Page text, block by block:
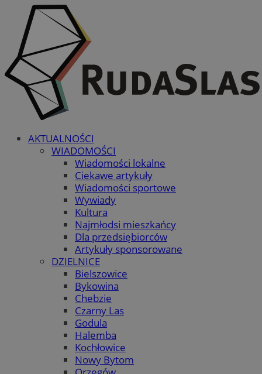
AKTUALNOŚCI
WIADOMOŚCI
Wiadomości lokalne
Ciekawe artykuły
Wiadomości sportowe
Wywiady
Kultura
Najmłodsi mieszkańcy
Dla przedsiębiorców
Artykuły sponsorowane
DZIELNICE
Bielszowice
Bykowina
Chebzie
Czarny Las
Godula
Halemba
Kochłowice
Nowy Bytom